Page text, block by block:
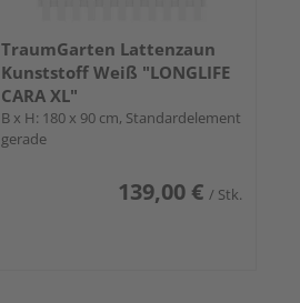
TraumGarten Lattenzaun
Kunststoff Weiß "LONGLIFE
CARA XL"
B x H: 180 x 90 cm, Standardelement
gerade
139,00 € / Stk.